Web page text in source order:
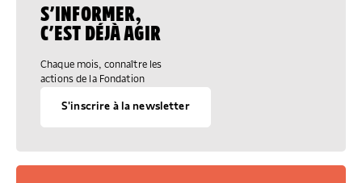
S’INFORMER,
C’EST DÉJÀ AGIR
Chaque mois, connaître les
actions de la Fondation
S'inscrire à la newsletter